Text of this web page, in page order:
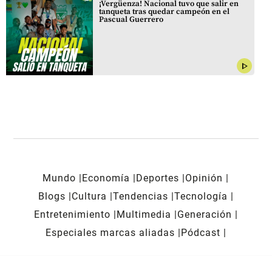
¡Vergüenza! Nacional tuvo que salir en
tanqueta tras quedar campeón en el
Pascual Guerrero
play_arrow
Mundo Economía Deportes
Opinión
Blogs
Cultura Tendencias Tecnología
Entretenimiento
Multimedia
Generación
Especiales marcas aliadas
Pódcast